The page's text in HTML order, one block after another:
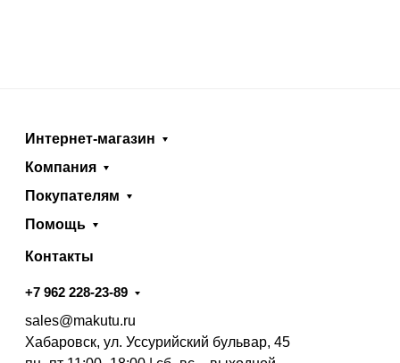
Интернет-магазин
Компания
Покупателям
Помощь
Контакты
+7 962 228-23-89
sales@makutu.ru
Хабаровск, ул. Уссурийский бульвар, 45